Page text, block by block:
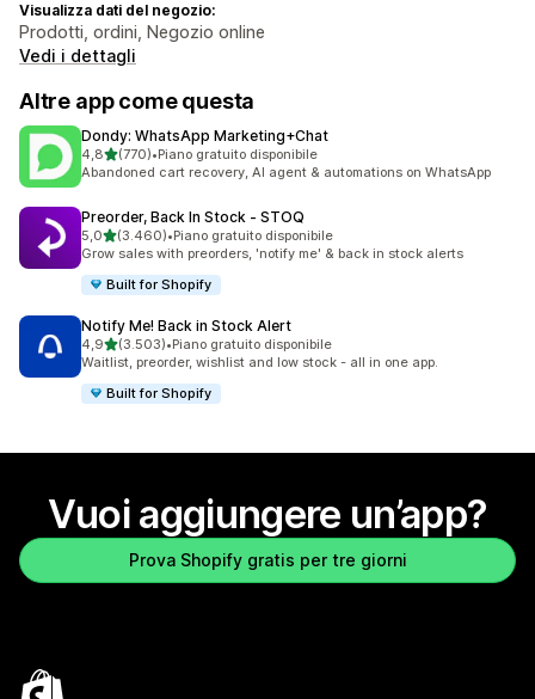
Visualizza dati del negozio:
Prodotti, ordini, Negozio online
Vedi i dettagli
Altre app come questa
Dondy: WhatsApp Marketing+Chat
4,8stelle su 5
(770)
770 recensioni totali
•Piano gratuito disponibile
Abandoned cart recovery, AI agent & automations on WhatsApp
Preorder, Back In Stock ‑ STOQ
5,0stelle su 5
(3.460)
3460 recensioni totali
•Piano gratuito disponibile
Grow sales with preorders, 'notify me' & back in stock alerts
Built for Shopify
Notify Me! Back in Stock Alert
4,9stelle su 5
(3.503)
3503 recensioni totali
•Piano gratuito disponibile
Waitlist, preorder, wishlist and low stock - all in one app.
Built for Shopify
Vuoi aggiungere un’app?
Prova Shopify gratis per tre giorni